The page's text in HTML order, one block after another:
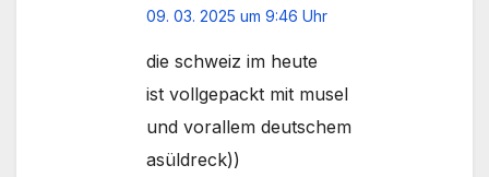
09. 03. 2025 um 9:46 Uhr
die schweiz im heute
ist vollgepackt mit musel
und vorallem deutschem
asüldreck))